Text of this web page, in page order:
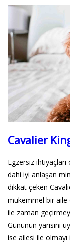
Cavalier
Egzersiz
dahi iyi anlaşan
dikkat çeken
mükemmel bir aile
ile zaman
Gününün yarısını
ise ailesi ile